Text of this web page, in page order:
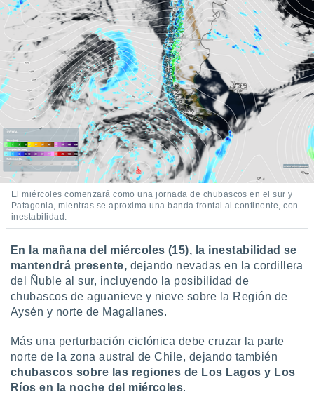
El miércoles comenzará como una jornada de chubascos en el sur y
Patagonia, mientras se aproxima una banda frontal al continente, con
inestabilidad.
En la mañana del miércoles (15), la inestabilidad se
mantendrá presente, dejando nevadas en la cordillera
del Ñuble al sur, incluyendo la posibilidad de
chubascos de aguanieve y nieve sobre la Región de
Aysén y norte de Magallanes.
Más una perturbación ciclónica debe cruzar la parte
norte de la zona austral de Chile, dejando también
chubascos sobre las regiones de Los Lagos y Los
Ríos en la noche del miércoles.